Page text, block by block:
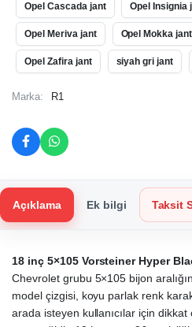
Opel Cascada jant Opel Insignia
Opel Meriva jant Opel Mokka jant
Opel Zafira jant siyah gri jant
Marka: R1
Açıklama Ek bilgi Taksit
18 inç 5×105 Vorsteiner Hyper
Chevrolet grubu 5×105 bijon
model çizgisi, koyu parlak renk
arada isteyen kullanıcılar için dikkat